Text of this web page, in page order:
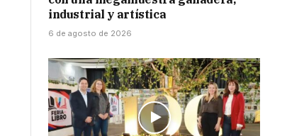
industrial y artística
6 de agosto de 2026